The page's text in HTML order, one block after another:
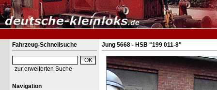
Fahrzeug-Schnellsuche
zur erweiterten Suche
Navigation
Jung 5668 - HSB "199 011-8"